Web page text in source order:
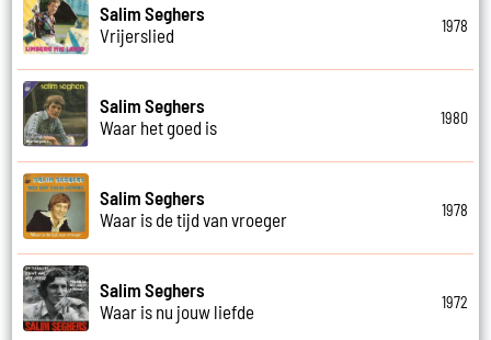
Salim Seghers
Vrijerslied
1978
Salim Seghers
Waar het goed is
1980
Salim Seghers
Waar is de tijd van vroeger
1978
Salim Seghers
Waar is nu jouw liefde
1972